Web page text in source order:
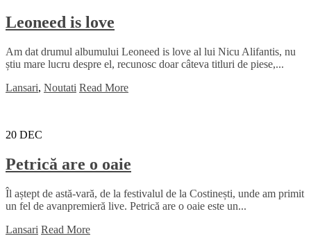
Leoneed is love
Am dat drumul albumului Leoneed is love al lui Nicu Alifantis, nu
știu mare lucru despre el, recunosc doar câteva titluri de piese,...
Lansari, Noutati Read More
20 DEC
Petrică are o oaie
Îl aștept de astă-vară, de la festivalul de la Costinești, unde am primit
un fel de avanpremieră live. Petrică are o oaie este un...
Lansari Read More